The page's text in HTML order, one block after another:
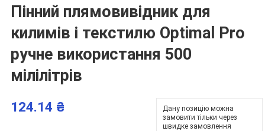
Пінний плямовивідник для
килимів і текстилю Optimal Pro
ручне використання 500
мілілітрів
124.14 ₴
Дану позицію можна
замовити тільки через
швидке замовлення